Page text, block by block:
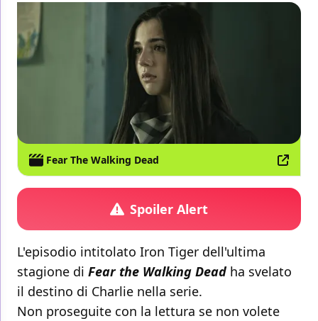
Fear The Walking Dead
Spoiler Alert
L'episodio intitolato Iron Tiger dell'ultima
stagione di Fear the Walking Deadha svelato
il destino di Charlie nella serie.
Non proseguite con la lettura se non volete